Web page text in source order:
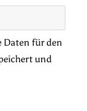
Daten für den
und